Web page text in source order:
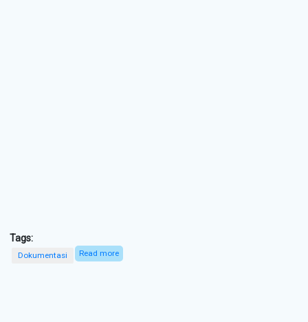
Tags:
Dokumentasi Read more